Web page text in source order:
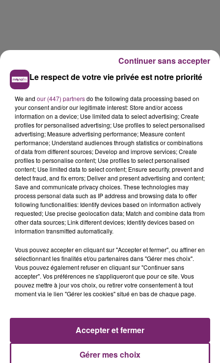
La Bulle - Guinguette éphémère
de Frelinghien !
éclipse solaire du 12 Août 2026
158 pompiers de la région sont
partis hier soir pour la Gironde
Le respect de votre vie privée est notre priorité
We and our (447) partnersdo the following data processing based on
your consent and/or our legitimate interest: Store and/or access
information on a device; Use limited data to select advertising; Create
profiles for personalised advertising; Use profiles to select personalised
advertising; Measure advertising performance; Measure content
performance; Understand audiences through statistics or combinations
of data from different sources; Develop and improve services; Create
profiles to personalise content; Use profiles to select personalised
content; Use limited data to select content; Ensure security, prevent and
detect fraud, and fix errors; Deliver and present advertising and content;
Save and communicate privacy choices. These technologies may
process personal data such as IP address and browsing data to offer
following functionalities: Identify devices based on information actively
requested; Use precise geolocation data; Match and combine data from
other data sources; Link different devices; Identify devices based on
information transmitted automatically.
Vous pouvez accepter en cliquant sur "Accepter et fermer", ou affiner en
sélectionnant les finalités et/ou partenaires dans "Gérer mes choix".
Vous pouvez également refuser en cliquant sur "Continuer sans
accepter". Vos préférences ne s'appliqueront que pour ce site. Vous
pouvez mettre à jour vos choix, ou retirer votre consentement à tout
moment via le lien "Gérer les cookies" situé en bas de chaque page.
Gérer mes choix
Accepter et fermer
Continuer sans accepter